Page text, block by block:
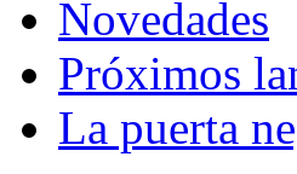
Novedades
Próximos
La puerta